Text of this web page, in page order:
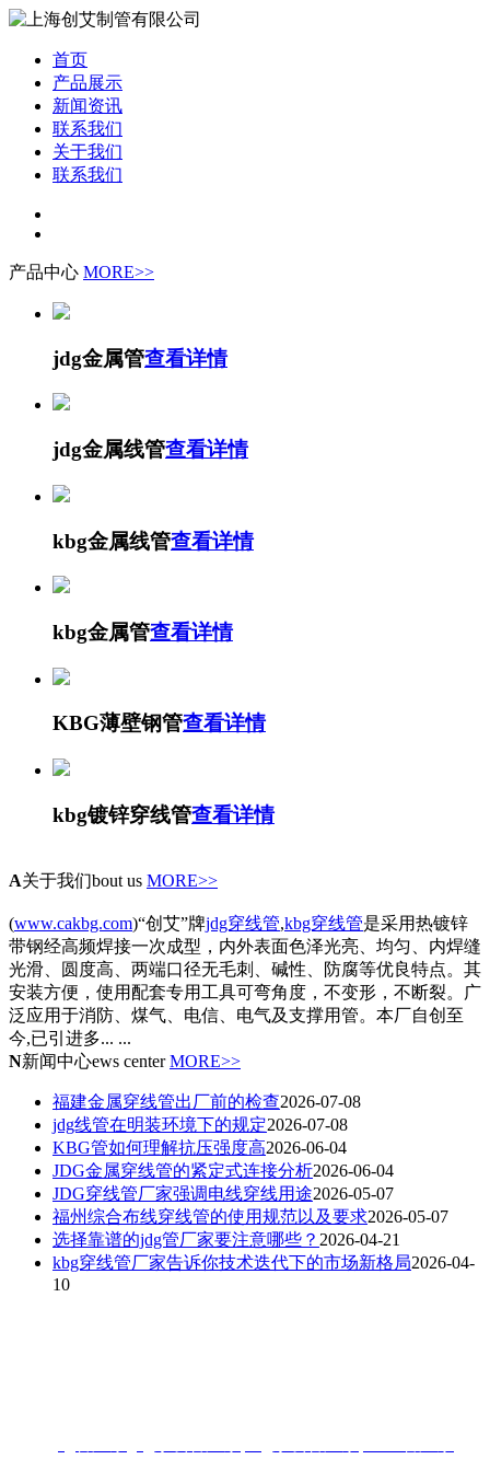
首页
产品展示
新闻资讯
联系我们
关于我们
联系我们
产品中心 MORE>>
jdg金属管查看详情
jdg金属线管查看详情
kbg金属线管查看详情
kbg金属管查看详情
KBG薄壁钢管查看详情
kbg镀锌穿线管查看详情
A关于我们bout us MORE>>
(www.cakbg.com)“创艾”牌jdg穿线管,kbg穿线管是采用热镀锌
带钢经高频焊接一次成型，内外表面色泽光亮、均匀、内焊缝
光滑、圆度高、两端口径无毛刺、碱性、防腐等优良特点。其
安装方便，使用配套专用工具可弯角度，不变形，不断裂。广
泛应用于消防、煤气、电信、电气及支撑用管。本厂自创至
今,已引进多... ...
N新闻中心ews center MORE>>
福建金属穿线管出厂前的检查2026-07-08
jdg线管在明装环境下的规定2026-07-08
KBG管如何理解抗压强度高2026-06-04
JDG金属穿线管的紧定式连接分析2026-06-04
JDG穿线管厂家强调电线穿线用途2026-05-07
福州综合布线穿线管的使用规范以及要求2026-05-07
选择靠谱的jdg管厂家要注意哪些？ 2026-04-21
kbg穿线管厂家告诉你技术迭代下的市场新格局2026-04-
10